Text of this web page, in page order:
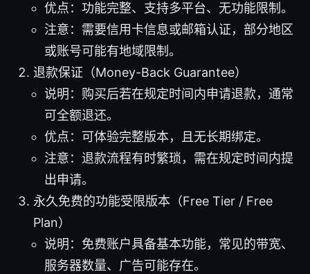
优点：功能完整、支持多平台、无功能限制。
注意：需要信用卡信息或邮箱认证，部分地区
或账号可能有地域限制。
退款保证（Money-Back Guarantee）
说明：购买后若在规定时间内申请退款，通常
可全额退还。
优点：可体验完整版本，且无长期绑定。
注意：退款流程有时繁琐，需在规定时间内提
出申请。
永久免费的功能受限版本（Free Tier / Free
Plan）
说明：免费账户具备基本功能，常见的带宽、
服务器数量、广告可能存在。